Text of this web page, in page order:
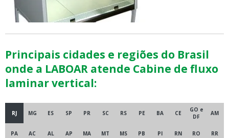
Principais cidades e regiões do Brasil
onde a LABOAR atende Cabine de fluxo
laminar vertical:
RJ MG ES SP PR SC RS PE BA CE
GO e
DF
AM
PA AC AL AP MA MT MS PB PI RN RO RR